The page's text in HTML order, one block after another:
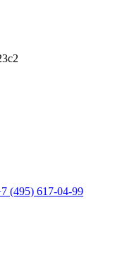
(495) 617-04-99